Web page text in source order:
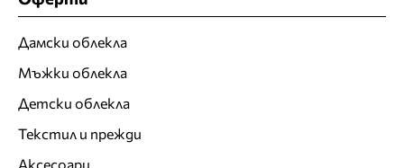
Дамски облекла
Мъжки облекла
Детски облекла
Текстил и прежди
Аксесоари